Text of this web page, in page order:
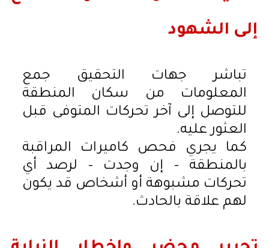
إلى الشهود
تباشر جهات التحقيق جمع
المعلومات من سكان المنطقة
للتوصل إلى آخر تحركات المتوفى قبل
العثور عليه.
كما يجري فحص كاميرات المراقبة
بالمنطقة – إن وجدت – لرصد أي
تحركات مشبوهة أو أشخاص قد يكون
لهم علاقة بالحادث.